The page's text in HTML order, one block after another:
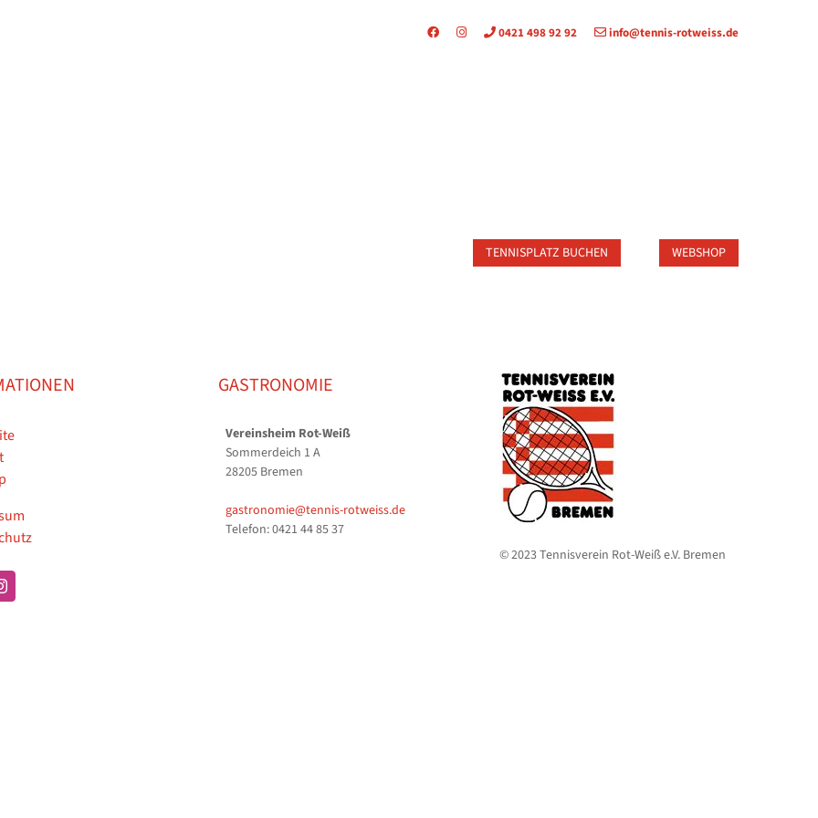
0421 498 92 92 info@tennis-rotweiss.de
TENNISPLATZ BUCHEN WEBSHOP
GASTRONOMIE
Vereinsheim Rot-Weiß
Sommerdeich 1 A
28205 Bremen
gastronomie@tennis-rotweiss.de
Telefon: 0421 44 85 37
© 2023 Tennisverein Rot-Weiß e.V. Bremen